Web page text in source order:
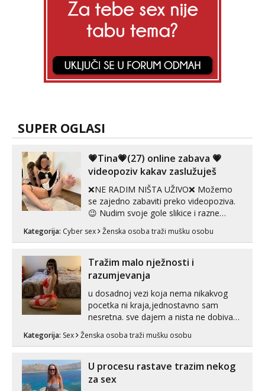
SUPER OGLASI
💗Tina💗(27) online zabava 💗
videopoziv kakav zaslužuješ
❌NE RADIM NIŠTA UŽIVO❌ Možemo
se zajedno zabaviti preko videopoziva.
😉 Nudim svoje gole slikice i razne
videouradke. 🤩 Za online zabavu pošalji
poruku na Whatsapp, Telegram ili Viber.
autentičnosti možeš me vidjeti na
videopozivu. 😉 S vama sam vec 5 ...
Kategorija: Cyber sex Ženska osoba traži mušku osobu
Tražim malo nježnosti i
razumjevanja
u dosadnoj vezi koja nema nikakvog
pocetka ni kraja,jednostavno sam
nesretna. sve dajem a nista ne dobivam
zadovoljiti moje potrebe,ne trazim puno
volim njezan seks i njezne poljupce po
tijelu koji me jako pale,obozavam kad
Kategorija: Sex Ženska osoba traži mušku osobu
U procesu rastave trazim nekog
za sex